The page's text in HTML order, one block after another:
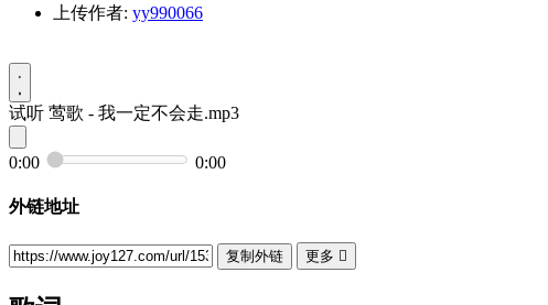
上传作者: yy990066
试听 莺歌 - 我一定不会走.mp3
0:00 0:00
外链地址
复制外链 更多 